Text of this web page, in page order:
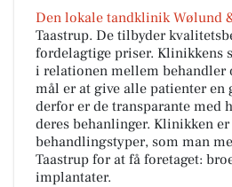
Den lokale tandklinik Wølund
Taastrup. De tilbyder
fordelagtige priser. Klinikkens
i relationen mellem behandler
mål er at give alle patienter en
derfor er de transparante med
deres behanlinger. Klinikken
behandlingstyper, som man
Taastrup for at få foretaget:
implantater.